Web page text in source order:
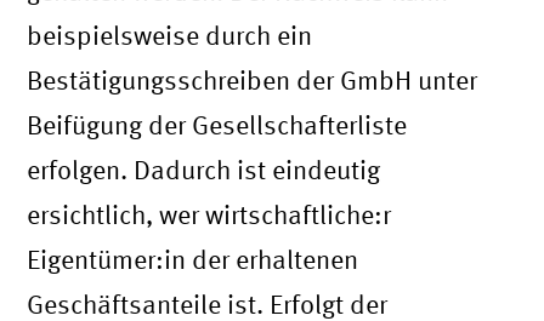
beispielsweise durch ein
Bestätigungsschreiben der GmbH unter
Beifügung der Gesellschafterliste
erfolgen. Dadurch ist eindeutig
ersichtlich, wer wirtschaftliche:r
Eigentümer:in der erhaltenen
Geschäftsanteile ist. Erfolgt der